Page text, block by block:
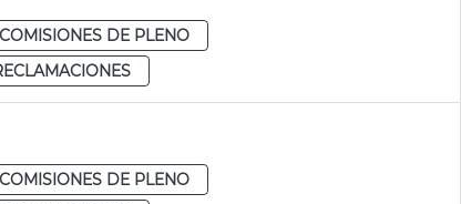
COMISIONES DE PLENO
COMISIONES DE PLENO